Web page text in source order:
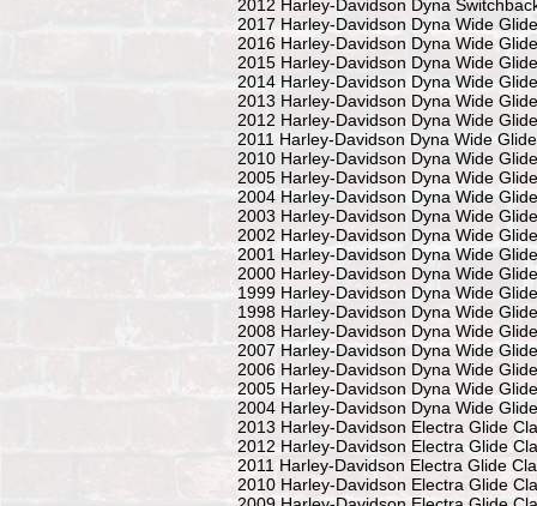
2012 Harley-Davidson Dyna
2017 Harley-Davidson Dyna Wide
2016 Harley-Davidson Dyna Wide
2015 Harley-Davidson Dyna Wide
2014 Harley-Davidson Dyna Wide
2013 Harley-Davidson Dyna Wide
2012 Harley-Davidson Dyna Wide
2011 Harley-Davidson Dyna Wide
2010 Harley-Davidson Dyna Wide
2005 Harley-Davidson Dyna Wide
2004 Harley-Davidson Dyna Wide
2003 Harley-Davidson Dyna Wide
2002 Harley-Davidson Dyna Wide
2001 Harley-Davidson Dyna Wide
2000 Harley-Davidson Dyna Wide
1999 Harley-Davidson Dyna Wide
1998 Harley-Davidson Dyna Wide
2008 Harley-Davidson Dyna Wide
2007 Harley-Davidson Dyna Wide
2006 Harley-Davidson Dyna Wide
2005 Harley-Davidson Dyna Wide
2004 Harley-Davidson Dyna Wide
2013 Harley-Davidson Electra Glide
2012 Harley-Davidson Electra Glide
2011 Harley-Davidson Electra Glide
2010 Harley-Davidson Electra Glide